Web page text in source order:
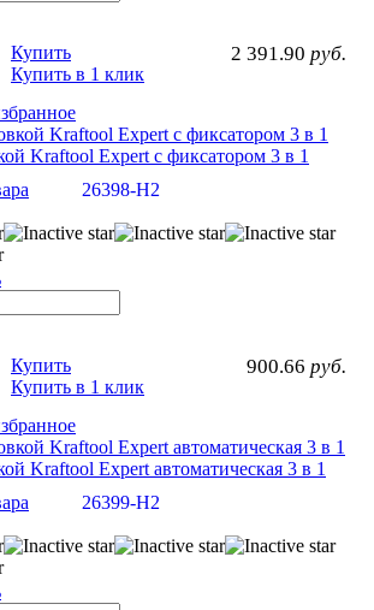
2 391.90 руб.
Купить
Купить в 1 клик
Kraftool Expert с фиксатором 3 в 1
26398-H2
900.66 руб.
Купить
Купить в 1 клик
Kraftool Expert автоматическая 3 в 1
26399-H2